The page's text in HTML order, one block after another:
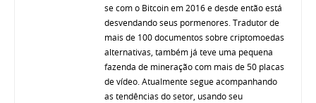
se com o Bitcoin em 2016 e desde então está
desvendando seus pormenores. Tradutor de
mais de 100 documentos sobre criptomoedas
alternativas, também já teve uma pequena
fazenda de mineração com mais de 50 placas
de vídeo. Atualmente segue acompanhando
as tendências do setor, usando seu